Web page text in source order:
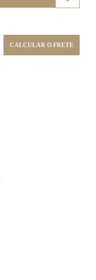
CALCULAR O FRETE